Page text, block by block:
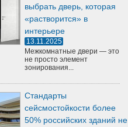
выбрать дверь, которая
«растворится» в
интерьере
13.11.2025
Межкомнатные двери — это
не просто элемент
зонирования...
Стандарты
сейсмостойкости более
50% российских зданий не